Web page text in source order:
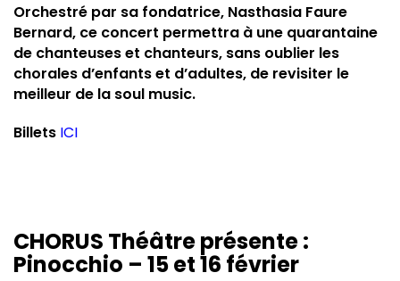
Orchestré par sa fondatrice, Nasthasia Faure
Bernard, ce concert permettra à une quarantaine
de chanteuses et chanteurs, sans oublier les
chorales d’enfants et d’adultes, de revisiter le
meilleur de la soul music.
Billets ICI
CHORUS Théâtre présente :
Pinocchio – 15 et 16 février